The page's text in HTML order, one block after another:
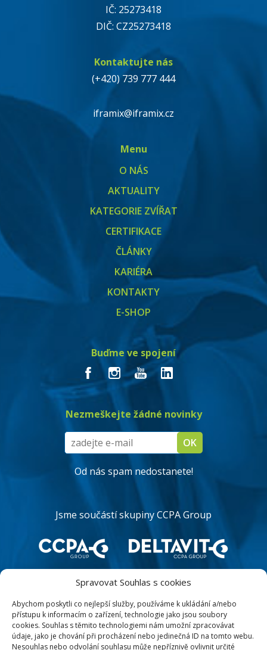
Spravovat Souhlas s cookies
Abychom poskytli co nejlepší služby, používáme k ukládání a/nebo
přístupu k informacím o zařízení, technologie jako jsou soubory
cookies. Souhlas s těmito technologiemi nám umožní zpracovávat
údaje, jako je chování při procházení nebo jedinečná ID na tomto webu.
Nesouhlas nebo odvolání souhlasu může nepříznivě ovlivnit určité
IČ: 25273418
DIČ: CZ25273418
Kontaktujte nás
(+420) 739 777 444
iframix@iframix.cz
Menu
O NÁS
AKTUALITY
KATEGORIE ZVÍŘAT
CERTIFIKACE
ČLÁNKY
KARIÉRA
KONTAKTY
E-SHOP
Buďme ve spojení
Nezmeškejte žádné novinky
Od nás spam nedostanete!
Jsme součástí skupiny CCPA Group